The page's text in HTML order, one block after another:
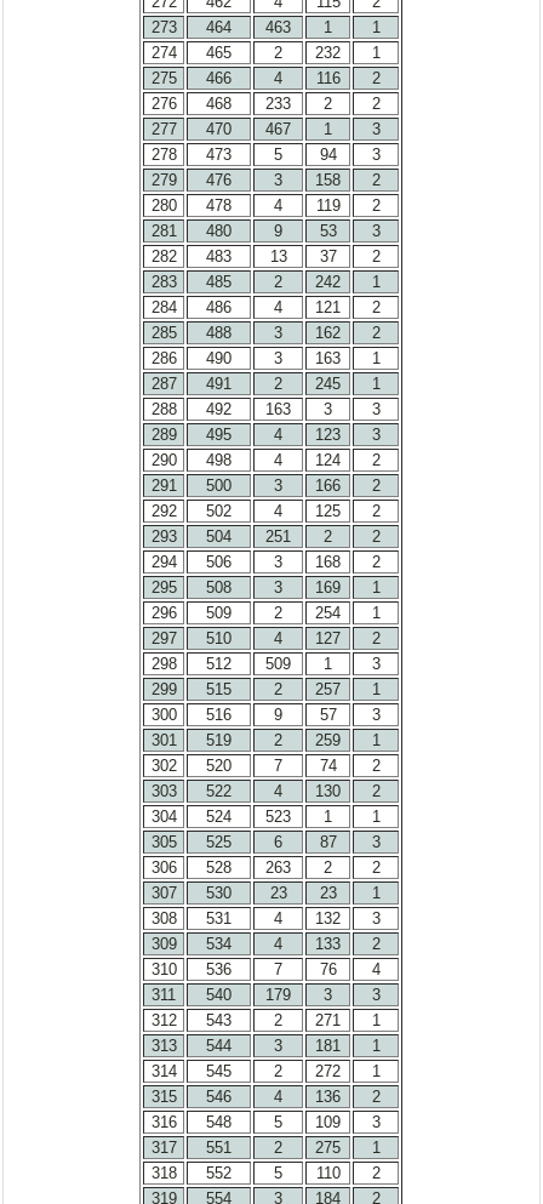
273
464 463 1
1
274
465 2 232
1
275
466 4 116
2
276
468 233 2
2
277
470 467 1
3
278
473 5 94
3
279
476 3 158
2
280
478 4 119
2
281
480 9 53
3
282
483 13 37
2
283
485 2 242
1
284
486 4 121
2
285
488 3 162
2
286
490 3 163
1
287
491 2 245
1
288
492 163 3
3
289
495 4 123
3
290
498 4 124
2
291
500 3 166
2
292
502 4 125
2
293
504 251 2
2
294
506 3 168
2
295
508 3 169
1
296
509 2 254
1
297
510 4 127
2
298
512 509 1
3
299
515 2 257
1
300
516 9 57
3
301
519 2 259
1
302
520 7 74
2
303
522 4 130
2
304
524 523 1
1
305
525 6 87
3
306
528 263 2
2
307
530 23 23
1
308
531 4 132
3
309
534 4 133
2
310
536 7 76
4
311
540 179 3
3
312
543 2 271
1
313
544 3 181
1
314
545 2 272
1
315
546 4 136
2
316
548 5 109
3
317
551 2 275
1
318
552 5 110
2
319
554 3 184
2